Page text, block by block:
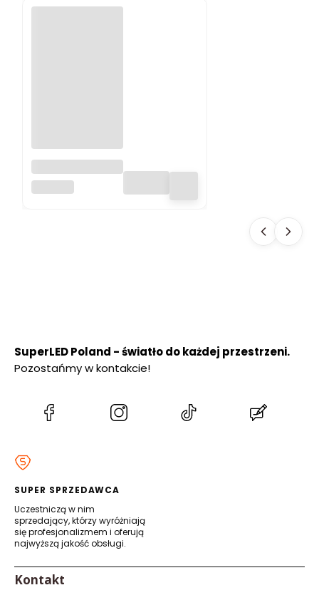
ogrodowa LED
SOLARNA 600 lm
SuperLED Poland - światło do każdej przestrzeni.
Pozostańmy w kontakcie!
(Otwiera
(Otwiera
(Otwiera
SUPER SPRZEDAWCA
Uczestniczą w nim
sprzedający, którzy wyróżniają
się profesjonalizmem i oferują
najwyższą jakość obsługi.
Kontakt